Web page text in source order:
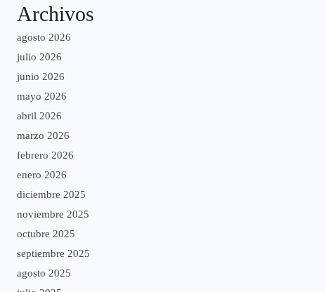
Archivos
agosto 2026
julio 2026
junio 2026
mayo 2026
abril 2026
marzo 2026
febrero 2026
enero 2026
diciembre 2025
noviembre 2025
octubre 2025
septiembre 2025
agosto 2025